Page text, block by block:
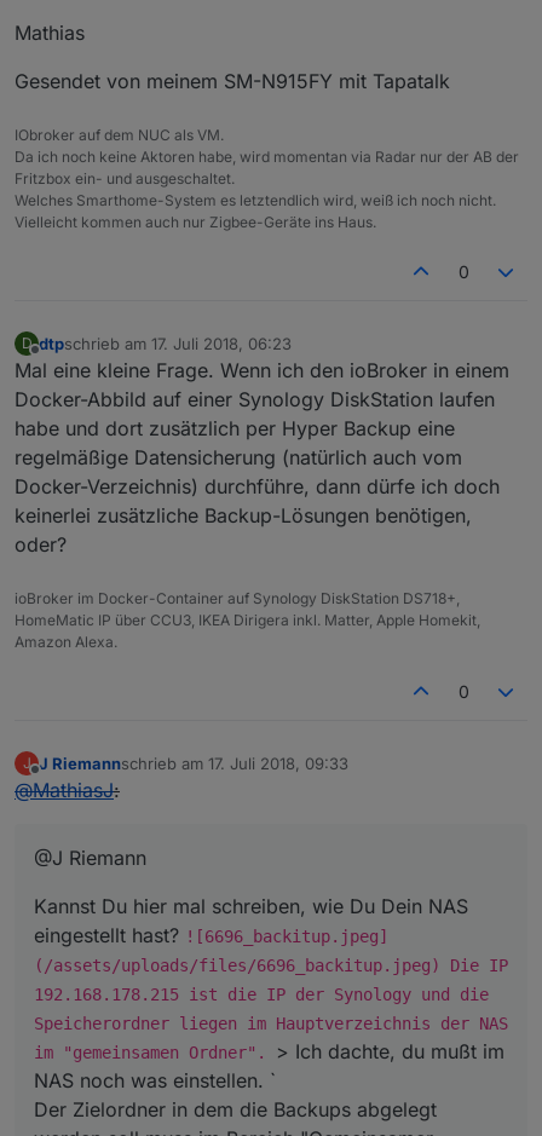
Mathias
Gesendet von meinem SM-N915FY mit Tapatalk
IObroker auf dem NUC als VM.
Da ich noch keine Aktoren habe, wird momentan via Radar nur der AB der
Fritzbox ein- und ausgeschaltet.
Welches Smarthome-System es letztendlich wird, weiß ich noch nicht.
Vielleicht kommen auch nur Zigbee-Geräte ins Haus.
0
D
Offline
dtpschrieb am 17. Juli 2018, 06:23
zuletzt editiert von
Mal eine kleine Frage. Wenn ich den ioBroker in einem
Docker-Abbild auf einer Synology DiskStation laufen
habe und dort zusätzlich per Hyper Backup eine
regelmäßige Datensicherung (natürlich auch vom
Docker-Verzeichnis) durchführe, dann dürfe ich doch
keinerlei zusätzliche Backup-Lösungen benötigen,
oder?
ioBroker im Docker-Container auf Synology DiskStation DS718+,
HomeMatic IP über CCU3, IKEA Dirigera inkl. Matter, Apple Homekit,
Amazon Alexa.
0
J
Offline
J Riemannschrieb am 17. Juli 2018, 09:33
zuletzt editiert von
@MathiasJ:
@J Riemann
Kannst Du hier mal schreiben, wie Du Dein NAS
eingestellt hast? ![6696_backitup.jpeg]
(/assets/uploads/files/6696_backitup.jpeg) Die IP
192.168.178.215 ist die IP der Synology und die
Speicherordner liegen im Hauptverzeichnis der NAS
im "gemeinsamen Ordner".
> Ich dachte, du mußt im
NAS noch was einstellen. `
Der Zielordner in dem die Backups abgelegt